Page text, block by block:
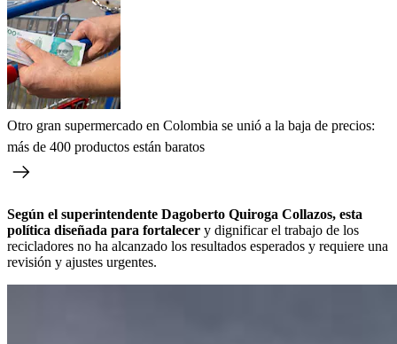
Otro gran supermercado en Colombia se unió a la baja de precios:
más de 400 productos están baratos
Según el superintendente Dagoberto Quiroga Collazos, esta
política diseñada para fortalecer y dignificar el trabajo de los
recicladores no ha alcanzado los resultados esperados y requiere una
revisión y ajustes urgentes.